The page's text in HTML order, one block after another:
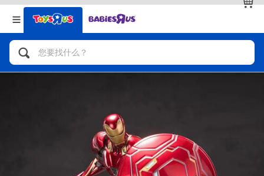
返回
分类目录
人气英雄，角色扮演，射击玩具
拼砌组合及乐高LEGO
玩具车，货车，火车及遥控系列
返回
品牌
查看全部